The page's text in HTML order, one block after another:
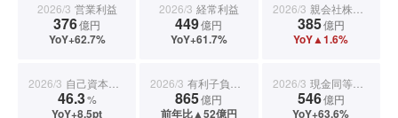
2026/3 営業利益
376億円
YoY+62.7%
2026/3 経常利益
449億円
YoY+61.7%
2026/3 親会社株主に帰属する当期純利益
385億円
YoY▲1.6%
2026/3 自己資本比率
46.3%
YoY+8.5pt
2026/3 有利子負債合計
865億円
前年比▲52億円
2026/3 現金同等物期末残高
546億円
YoY+63.6%